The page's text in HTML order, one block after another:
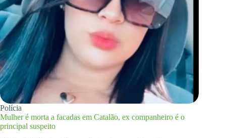
Polícia
Mulher é morta a facadas em Catalão, ex companheiro é o
principal suspeito